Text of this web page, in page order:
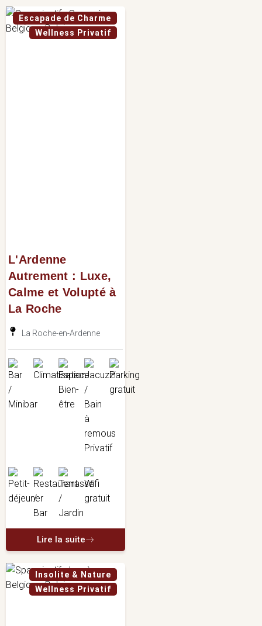
Escapade de Charme
Wellness Privatif
L'Ardenne
Autrement : Luxe,
Calme et Volupté à
La Roche
La Roche-en-Ardenne
Lire la suite
Insolite & Nature
Wellness Privatif